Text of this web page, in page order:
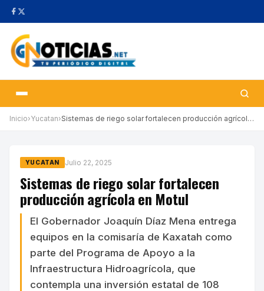
Inicio›Yucatan› Sistemas de riego solar fortalecen producción agrícola en Motul
YUCATAN Julio 22, 2025
Sistemas de riego solar fortalecen
producción agrícola en Motul
El Gobernador Joaquín Díaz Mena entrega
equipos en la comisaría de Kaxatah como
parte del Programa de Apoyo a la
Infraestructura Hidroagrícola, que
contempla una inversión estatal de 108